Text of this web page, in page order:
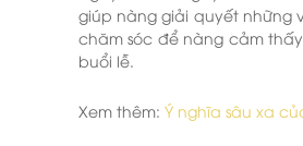
giúp nàng giải quyết những
chăm sóc để nàng cảm
buổi lễ.
Xem thêm: Ý nghĩa sâu xa